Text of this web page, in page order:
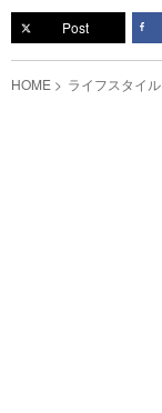
Post
HOME ライフスタイル